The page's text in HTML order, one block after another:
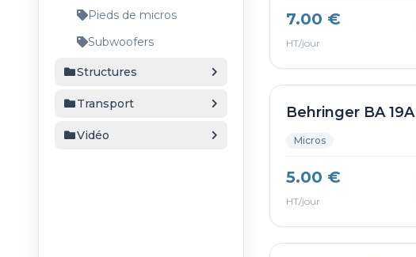
Pieds de micros
Subwoofers
Structures
Transport
Vidéo
7.00 €
HT/jour
Behringer BA
Micros
5.00 €
HT/jour